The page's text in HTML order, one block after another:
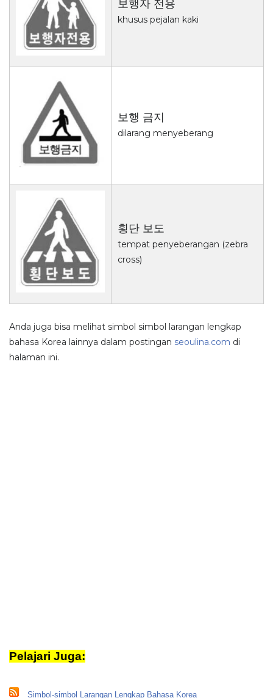
보행자 전용
khusus pejalan kaki
보행 금지
dilarang menyeberang
횡단 보도
tempat penyeberangan (zebra
cross)
Anda juga bisa melihat simbol simbol larangan lengkap
bahasa Korea lainnya dalam postingan seoulina.com di
halaman ini.
Pelajari Juga:
Simbol-simbol Larangan Lengkap Bahasa Korea